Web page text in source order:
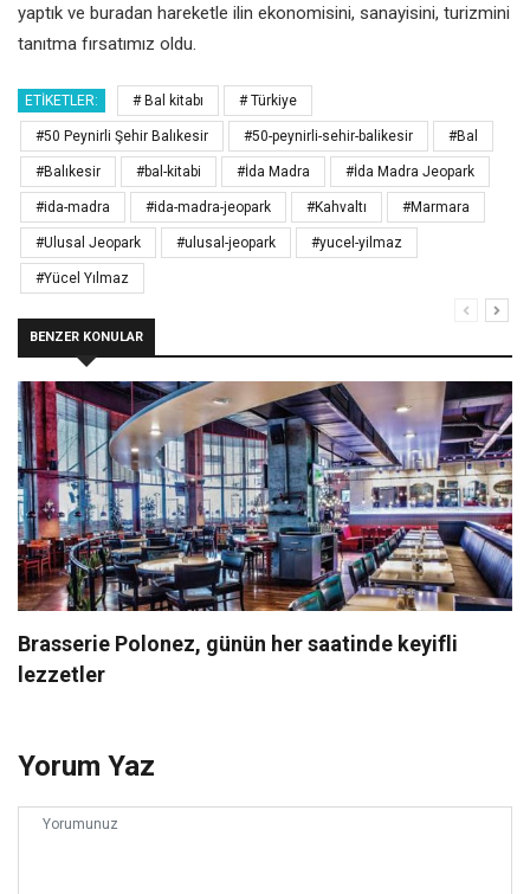
yaptık ve buradan hareketle ilin ekonomisini, sanayisini, turizmini
tanıtma fırsatımız oldu.
ETIKETLER: # Bal kitabı # Türkiye
#50 Peynirli Şehir Balıkesir #50-peynirli-sehir-balikesir #Bal
#Balıkesir #bal-kitabi #İda Madra #İda Madra Jeopark
#ida-madra #ida-madra-jeopark #Kahvaltı #Marmara
#Ulusal Jeopark #ulusal-jeopark #yucel-yilmaz
#Yücel Yılmaz
BENZER KONULAR
Brasserie Polonez, günün her saatinde keyifli
lezzetler
Yorum Yaz